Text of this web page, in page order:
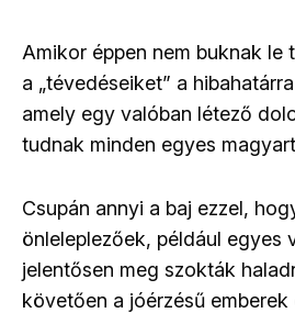
Amikor éppen nem buknak le
a „tévedéseiket” a
amely egy valóban létező
tudnak minden egyes
Csupán annyi a baj ezzel,
önleleplezőek, például egyes
jelentősen meg szokták
követően a jóérzésű